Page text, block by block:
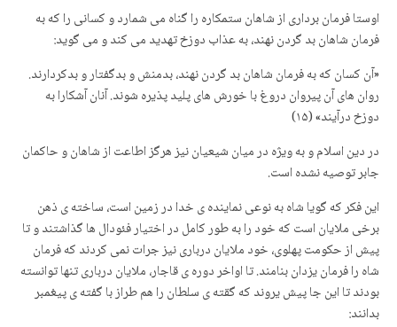
اوستا فرمان برداری از شاهان ستمکاره را گناه می شمارد و کسانی را که به
فرمان شاهان بد گردن نهند، به عذاب دوزخ تهدید می کند و می گوید:
«آن کسان که به فرمان شاهان بد گردن نهند، بدمنش و بدگفتار و بدکردارند.
روان های آن پیروان دروغ با خورش های پلید پذیره شوند. آنان آشکارا به
دوزخ درآیند» (۱۵)
در دین اسلام و به ویژه در میان شیعیان نیز هرگز اطاعت از شاهان و حاکمان
جابر توصیه نشده است.
این فکر که گویا شاه به نوعی نماینده ی خدا در زمین است، ساخته ی ذهن
برخی ملایان است که خود را به طور کامل در اختیار فئودال ها گذاشتند و تا
پیش از حکومت پهلوی، خود ملایان درباری نیز جرات نمی کردند که فرمان
شاه را فرمان یزدان بنامند. تا اواخر دوره ی قاجار، ملایان درباری تنها توانسته
بودند تا این جا پیش یروند که گقته ی سلطان را هم طراز با گفته ی پیغمبر
بدانند: